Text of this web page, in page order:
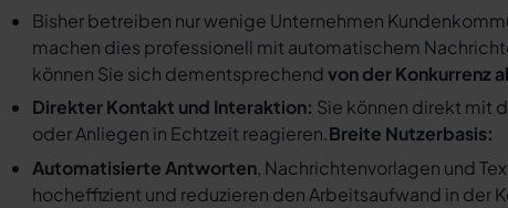
Bisher betreiben nur wenige Unternehmen
machen dies professionell mit automatischem
können Sie sich dementsprechendvon der Konkurrenz
Direkter Kontakt und Interaktion: Sie können direkt mit
oder Anliegen in Echtzeit reagieren.Breite Nutzerbasis:
Automatisierte Antworten, Nachrichtenvorlagen und
hocheffizient und reduzieren den Arbeitsaufwand in der